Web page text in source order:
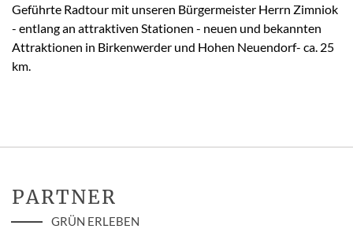
Geführte Radtour mit unseren Bürgermeister Herrn Zimniok
- entlang an attraktiven Stationen - neuen und bekannten
Attraktionen in Birkenwerder und Hohen Neuendorf- ca. 25
km.
PARTNER
GRÜN ERLEBEN